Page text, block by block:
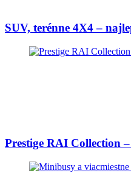
SUV, terénne 4X4 –
Prestige RAI Collection